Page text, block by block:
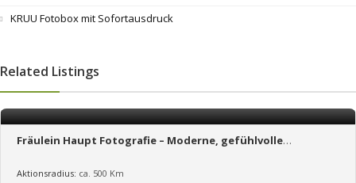
KRUU Fotobox mit Sofortausdruck
Related Listings
Fräulein Haupt Fotografie – Moderne, gefühlvolle
Aktionsradius: ca. 500 Km